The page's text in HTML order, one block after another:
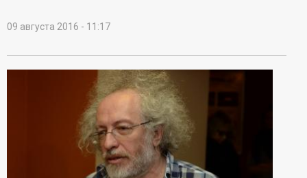
09 августа 2016 - 11:17